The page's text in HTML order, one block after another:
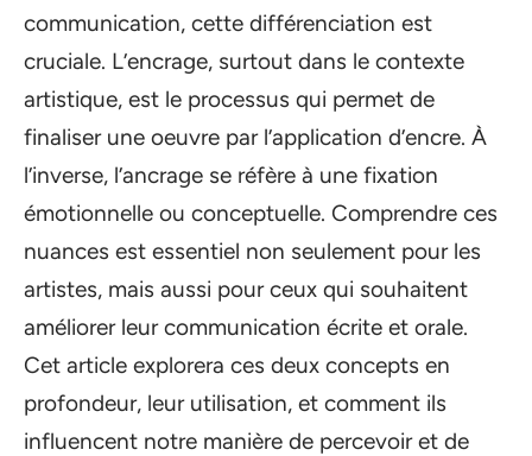
communication, cette différenciation est
cruciale. L’encrage, surtout dans le contexte
artistique, est le processus qui permet de
finaliser une oeuvre par l’application d’encre. À
l’inverse, l’ancrage se réfère à une fixation
émotionnelle ou conceptuelle. Comprendre ces
nuances est essentiel non seulement pour les
artistes, mais aussi pour ceux qui souhaitent
améliorer leur communication écrite et orale.
Cet article explorera ces deux concepts en
profondeur, leur utilisation, et comment ils
influencent notre manière de percevoir et de